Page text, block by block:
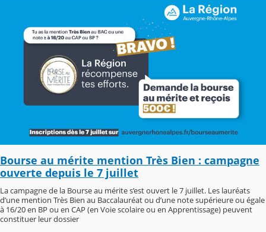
Bourse au mérite mention Très Bien : campagne
ouverte depuis le 7 juillet
La campagne de la Bourse au mérite s’est ouvert le 7 juillet. Les lauréats
d’une mention Très Bien au Baccalauréat ou d’une note supérieure ou égale
à 16/20 en BP ou en CAP (en Voie scolaire ou en Apprentissage) peuvent
constituer leur dossier